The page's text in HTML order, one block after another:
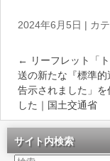
2024年6月5日 | カ
← リーフレット「
送の新たな『標準的
告示されました」を
した｜国土交通省
サイト内検索